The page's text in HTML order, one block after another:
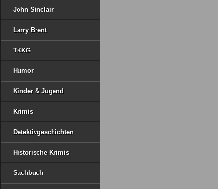
John Sinclair
Larry Brent
TKKG
Humor
Kinder & Jugend
Krimis
Detektivgeschichten
Historische Krimis
Sachbuch